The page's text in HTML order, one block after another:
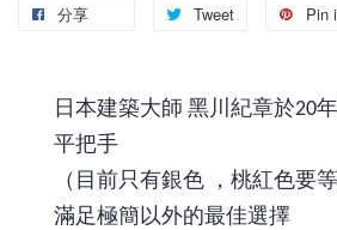
分享 Tweet Pin
日本建築大師 黑川紀章於20
平把手
（目前只有銀色 ，桃紅色要
滿足極簡以外的最佳選擇